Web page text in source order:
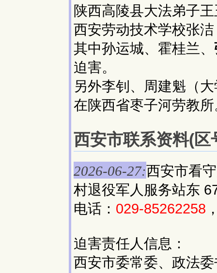
陕西高陵县大法弟子
西安劳动技术学校张洁
其中孙运城、霍桂兰、
迫害。
另外李钊、周建魁（
在陕西省枣子河劳教
西安市联系资料(区
2026-06-27:西安市看
村退役军人服务站东
电话： 029-85262258
迫害责任人信息：
西安市委常委、政法